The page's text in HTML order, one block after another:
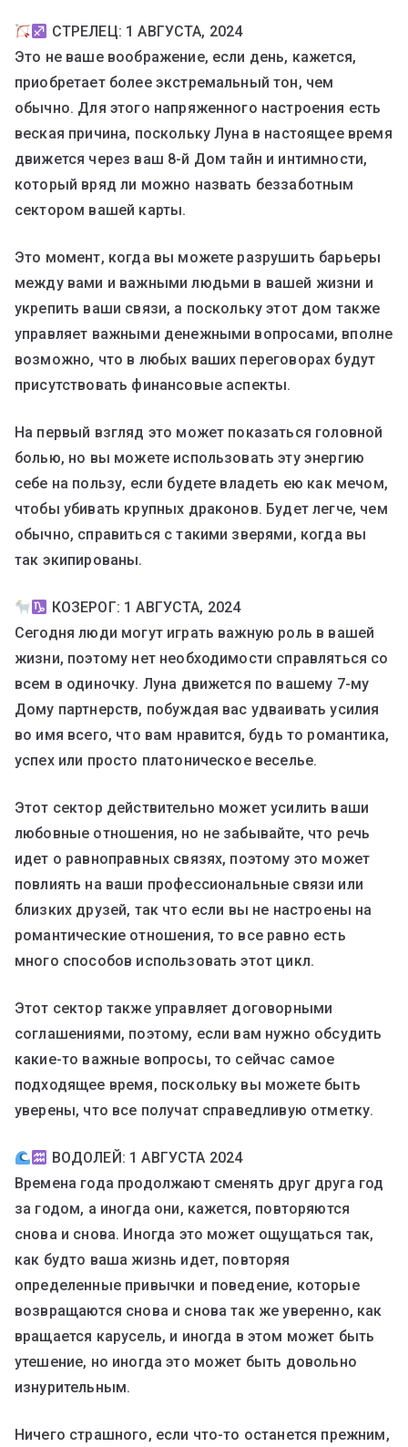
СТРЕЛЕЦ: 1 АВГУСТА, 2024
Это не ваше воображение, если день, кажется,
приобретает более экстремальный тон, чем
обычно. Для этого напряженного настроения есть
веская причина, поскольку Луна в настоящее время
движется через ваш 8-й Дом тайн и интимности,
который вряд ли можно назвать беззаботным
сектором вашей карты.
Это момент, когда вы можете разрушить барьеры
между вами и важными людьми в вашей жизни и
укрепить ваши связи, а поскольку этот дом также
управляет важными денежными вопросами, вполне
возможно, что в любых ваших переговорах будут
присутствовать финансовые аспекты.
На первый взгляд это может показаться головной
болью, но вы можете использовать эту энергию
себе на пользу, если будете владеть ею как мечом,
чтобы убивать крупных драконов. Будет легче, чем
обычно, справиться с такими зверями, когда вы
так экипированы.
КОЗЕРОГ: 1 АВГУСТА, 2024
Сегодня люди могут играть важную роль в вашей
жизни, поэтому нет необходимости справляться со
всем в одиночку. Луна движется по вашему 7-му
Дому партнерств, побуждая вас удваивать усилия
во имя всего, что вам нравится, будь то романтика,
успех или просто платоническое веселье.
Этот сектор действительно может усилить ваши
любовные отношения, но не забывайте, что речь
идет о равноправных связях, поэтому это может
повлиять на ваши профессиональные связи или
близких друзей, так что если вы не настроены на
романтические отношения, то все равно есть
много способов использовать этот цикл.
Этот сектор также управляет договорными
соглашениями, поэтому, если вам нужно обсудить
какие-то важные вопросы, то сейчас самое
подходящее время, поскольку вы можете быть
уверены, что все получат справедливую отметку.
ВОДОЛЕЙ: 1 АВГУСТА 2024
Времена года продолжают сменять друг друга год
за годом, а иногда они, кажется, повторяются
снова и снова. Иногда это может ощущаться так,
как будто ваша жизнь идет, повторяя
определенные привычки и поведение, которые
возвращаются снова и снова так же уверенно, как
вращается карусель, и иногда в этом может быть
утешение, но иногда это может быть довольно
изнурительным.
Ничего страшного, если что-то останется прежним,